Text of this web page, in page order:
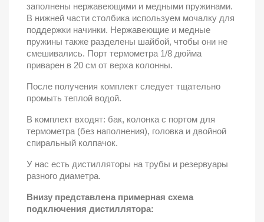
заполнены нержавеющими и медными пружинами.
В нижней части столбика используем мочалку для
поддержки начинки. Нержавеющие и медные
пружины также разделены шайбой, чтобы они не
смешивались. Порт термометра 1/8 дюйма
приварен в 20 см от верха колонны.
После получения комплект следует тщательно
промыть теплой водой.
В комплект входят: бак, колонка с портом для
термометра (без наполнения), головка и двойной
спиральный колпачок.
У нас есть дистилляторы на трубы и резервуары
разного диаметра.
Внизу представлена ​​примерная схема
подключения дистиллятора: